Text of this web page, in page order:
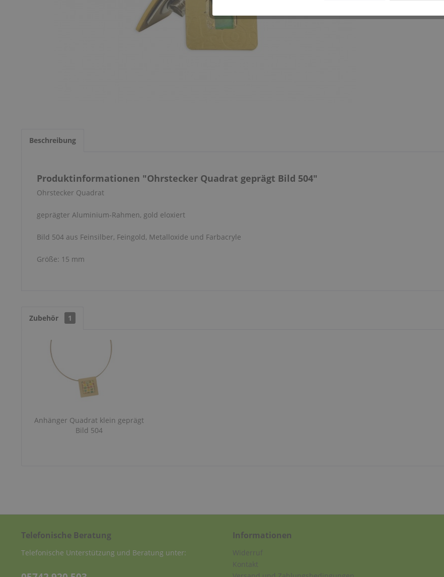
Beschreibung
Produktinformationen "Ohrstecker Quadrat geprägt Bild 504"
Ohrstecker Quadrat
geprägter Aluminium-Rahmen, gold eloxiert
Bild 504 aus Feinsilber, Feingold, Metalloxide und Farbacryle
Größe: 15 mm
Zubehör 1
Anhänger Quadrat klein geprägt
Bild 504
Telefonische Beratung
Telefonische Unterstützung und Beratung unter:
Informationen
Widerruf
Kontakt